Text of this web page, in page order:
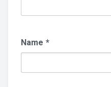
Name *